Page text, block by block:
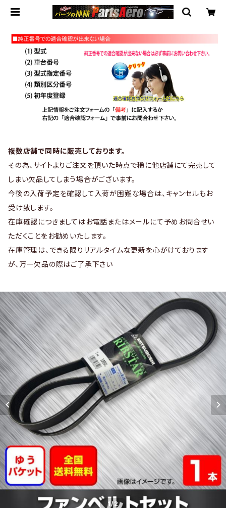
複数店舗で同時に販売しております。
その為、サイトよりご注文を頂いた時点で稀に他店舗にて完売して
しまい欠品してしまう場合がございます。
今後の入荷予定を確認して入荷が困難な場合は、キャンセルもお
受け致します。
在庫確認につきましてはお電話またはメールにて予めお問合せい
ただくことをお勧めいたします。
在庫管理は、できる限りリアルタイムな更新を心がけております
が、万一欠品の際はご了承下さい
1/2